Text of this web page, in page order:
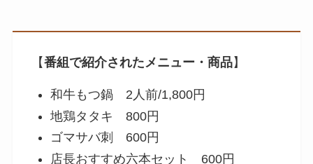
【番組で紹介されたメニュー・商品】
和牛もつ鍋 2人前/1,800円
地鶏タタキ 800円
ゴマサバ刺 600円
店長おすすめ六本セット 600円